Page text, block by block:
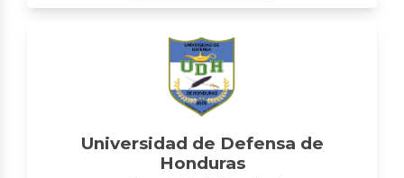
Universidad de Defensa de
Honduras